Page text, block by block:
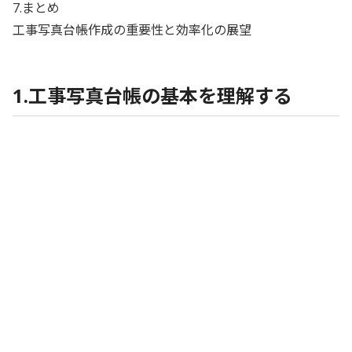
7.まとめ
工事写真台帳作成の重要性と効率化の展望
1.工事写真台帳の基本を理解する